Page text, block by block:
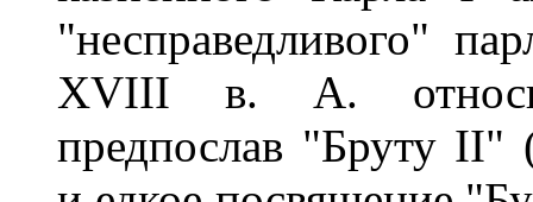
"несправедливого"
XVIII в. А.
предпослав "Бруту II"